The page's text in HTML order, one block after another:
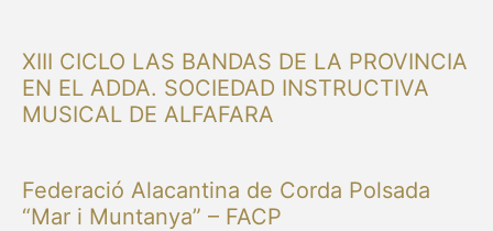
XIII CICLO LAS BANDAS DE LA PROVINCIA
EN EL ADDA. SOCIEDAD INSTRUCTIVA
MUSICAL DE ALFAFARA
Federació Alacantina de Corda Polsada
“Mar i Muntanya” – FACP